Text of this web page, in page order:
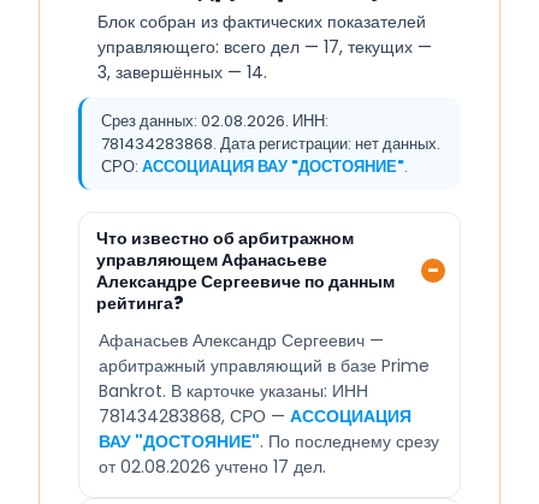
Блок собран из фактических показателей
управляющего: всего дел — 17, текущих —
3, завершённых — 14.
Срез данных: 02.08.2026. ИНН:
781434283868. Дата регистрации: нет данных.
СРО: АССОЦИАЦИЯ ВАУ "ДОСТОЯНИЕ".
Что известно об арбитражном
управляющем Афанасьеве
Александре Сергеевиче по данным
рейтинга?
Афанасьев Александр Сергеевич —
арбитражный управляющий в базе Prime
Bankrot. В карточке указаны: ИНН
781434283868, СРО — АССОЦИАЦИЯ
ВАУ "ДОСТОЯНИЕ". По последнему срезу
от 02.08.2026 учтено 17 дел.